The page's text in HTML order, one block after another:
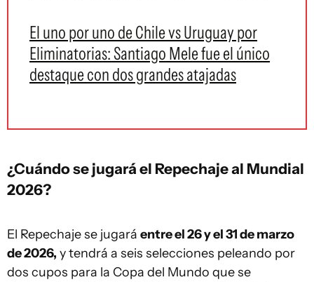
El uno por uno de Chile vs Uruguay por
Eliminatorias: Santiago Mele fue el único
destaque con dos grandes atajadas
¿Cuándo se jugará el Repechaje al Mundial
2026?
El Repechaje se jugará entre el 26 y el 31 de marzo
de 2026, y tendrá a seis selecciones peleando por
dos cupos para la Copa del Mundo que se